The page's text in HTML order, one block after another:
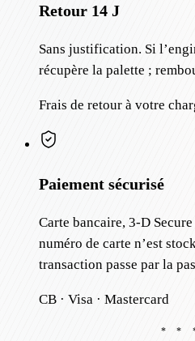
Retour 14 J
Sans justification. Si
récupère la palette ;
Frais de retour à votre
Paiement sécurisé
Carte bancaire, 3-D
numéro de carte n’est
transaction passe par la
CB · Visa · Mastercard
* *